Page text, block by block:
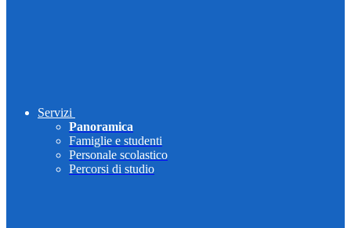
Servizi
Panoramica
Famiglie e studenti
Personale scolastico
Percorsi di studio